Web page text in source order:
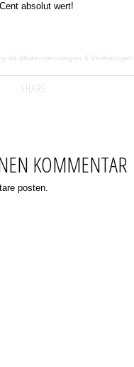
absolut wert!
da Markennennungen & Verlinkungen
SHARE:
KOMMENTAR
posten.